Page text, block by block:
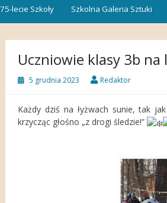
75-lecie Szkoły Szkolna Galeria Sztuki
Uczniowie klasy 3b na
5 grudnia 2023 Redaktor
Każdy dziś na łyżwach sunie, tak
krzycząc głośno „z drogi śledzie!”